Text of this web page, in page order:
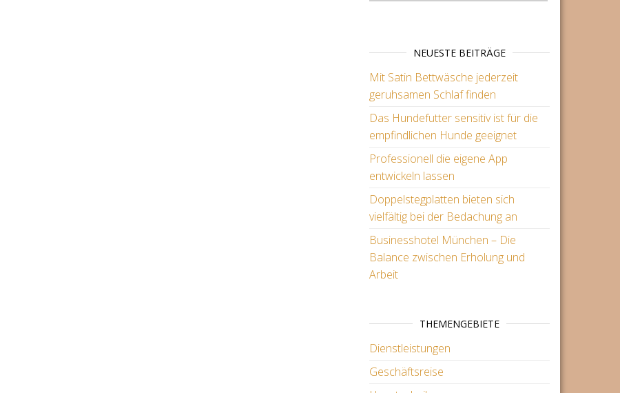
NEUESTE BEITRÄGE
Mit Satin Bettwäsche jederzeit
geruhsamen Schlaf finden
Das Hundefutter sensitiv ist für die
empfindlichen Hunde geeignet
Professionell die eigene App
entwickeln lassen
Doppelstegplatten bieten sich
vielfältig bei der Bedachung an
Businesshotel München – Die
Balance zwischen Erholung und
Arbeit
THEMENGEBIETE
Dienstleistungen
Geschäftsreise